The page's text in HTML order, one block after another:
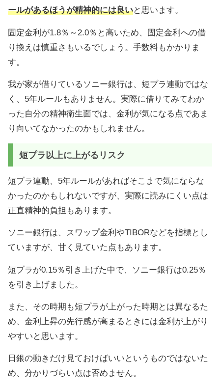
ールがあるほうが精神的には良いと思います。
固定金利が1.8％～2.0％と高いため、固定金利への借
り換えは慎重さもいるでしょう。手数料もかかりま
す。
我が家が借りているソニー銀行は、短プラ連動ではな
く、5年ルールもありません。実際に借りてみてわか
った自分の精神衛生面では、金利が気になる点であま
り向いてなかったのかもしれません。
短プラ以上に上がるリスク
短プラ連動、5年ルールがあればそこまで気にならな
かったのかもしれないですが、実際に読みにくい点は
正直精神的負担もあります。
ソニー銀行は、スワップ金利やTIBORなどを指標とし
ていますが、甘く見ていた点もあります。
短プラが0.15％引き上げた中で、ソニー銀行は0.25％
を引き上げました。
また、その時期も短プラが上がった時期とは異なるた
め、金利上昇の先行感が高まるときには金利が上がり
やすいと思います。
日銀の動きだけ見ておけばいいというものではないた
め、分かりづらい点は否めません。